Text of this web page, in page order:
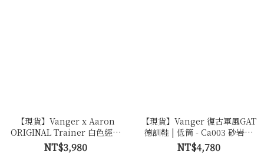
【現貨】Vanger x Aaron
ORIGINAL Trainer 白色經典
復古休閒鞋 - Ca007皚白色(膠
底)
NT$3,980
【現貨】Vanger 復古軍風GAT
德訓鞋 | 低筒 - Ca003 砂岩白
(白底)
NT$4,780